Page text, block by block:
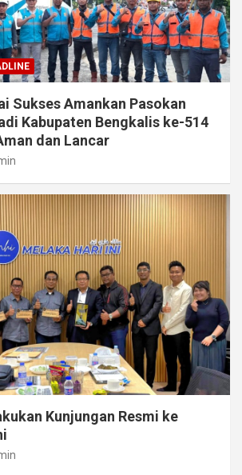
Sukses Amankan Pasokan
Kabupaten Bengkalis ke-514
dan Lancar
Kunjungan Resmi ke